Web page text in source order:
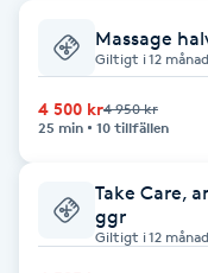
Babylights
Balayage
Barber
Massage
Giltigt i 12
4 500 kr4 950 kr
25 min
10 tillfällen
Take Care,
ggr
Giltigt i 12